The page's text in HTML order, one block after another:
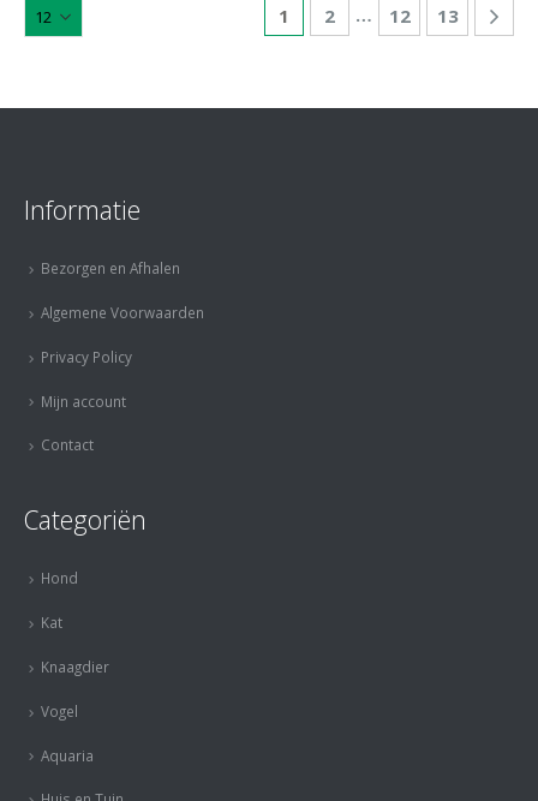
1 2 … 12 13
Informatie
Bezorgen en Afhalen
Algemene Voorwaarden
Privacy Policy
Mijn account
Contact
Categoriën
Hond
Kat
Knaagdier
Vogel
Aquaria